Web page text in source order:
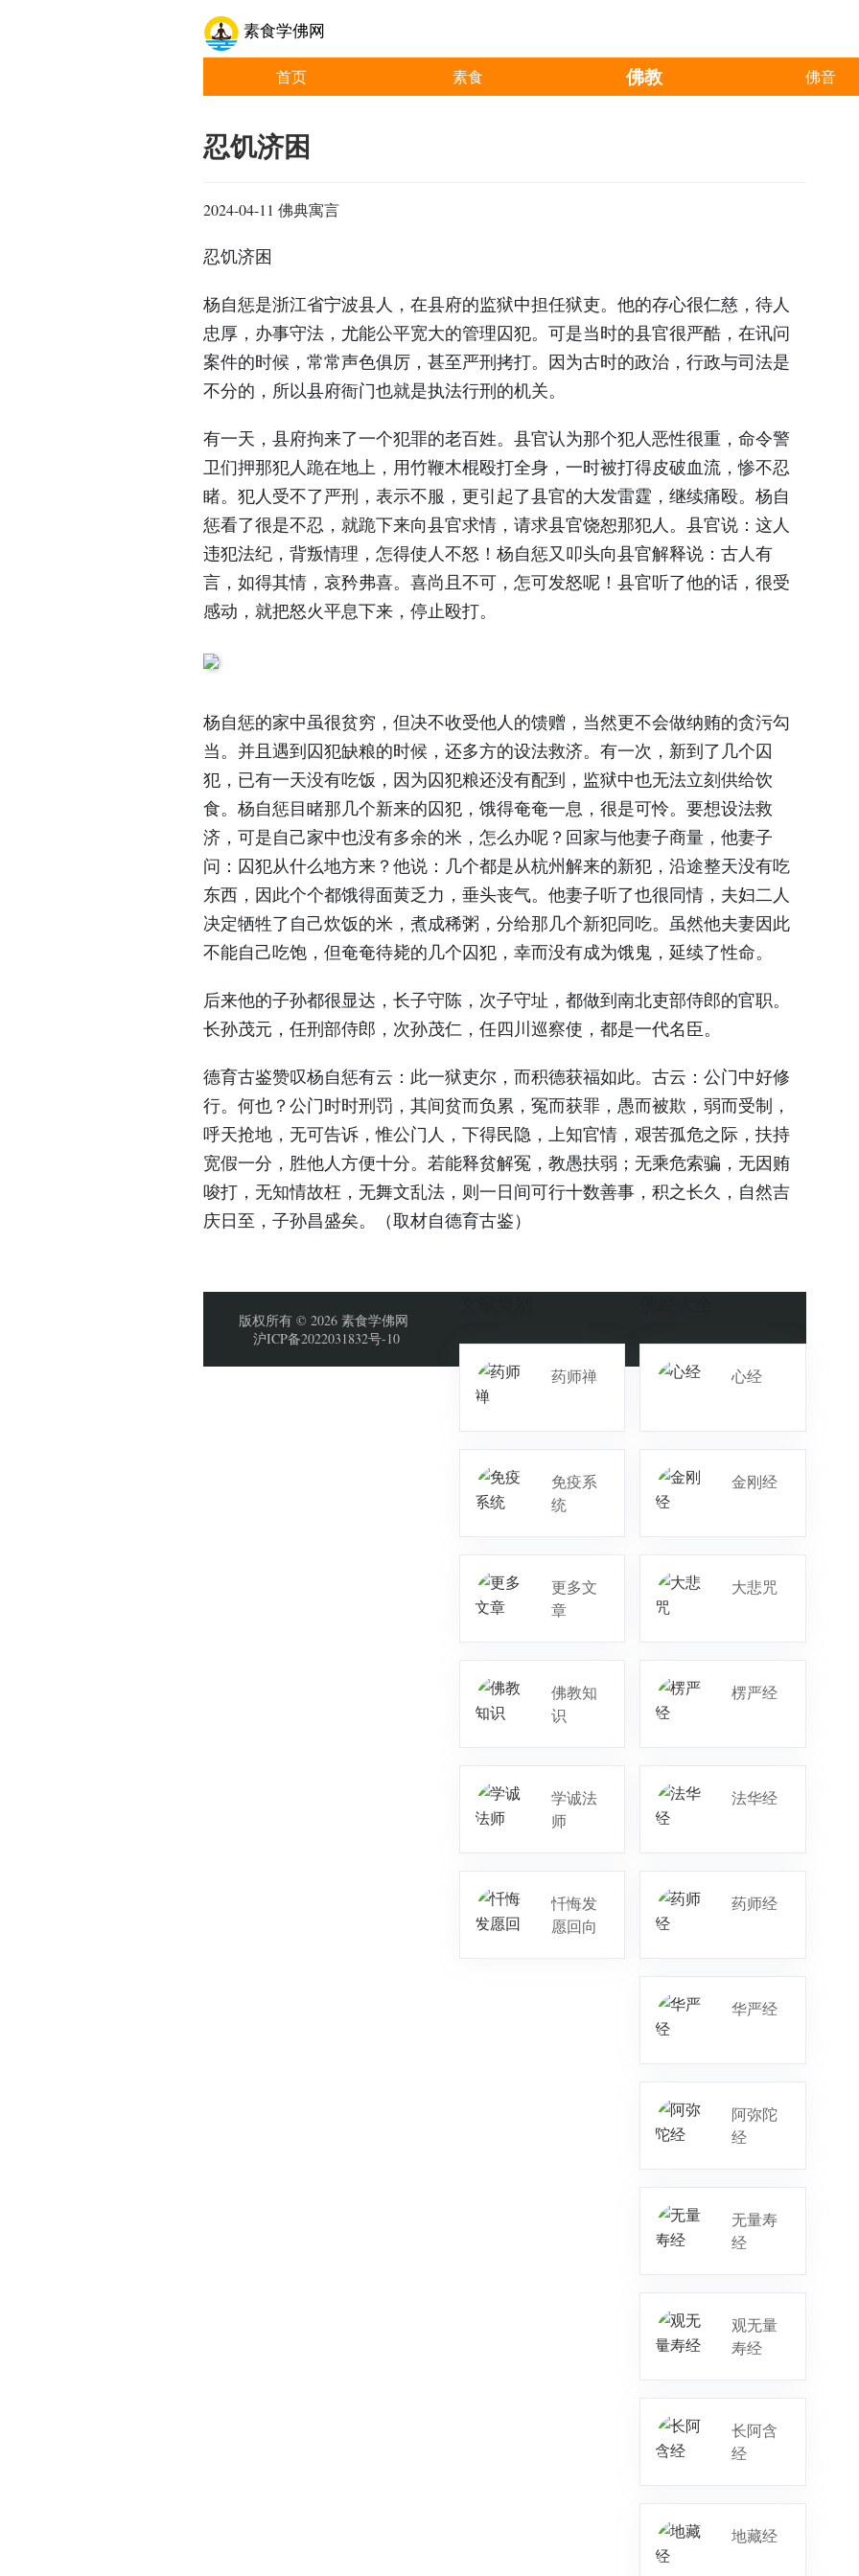
素食学佛网
首页 素食 佛教 佛音
忍饥济困
2024-04-11 佛典寓言
忍饥济困
杨自惩是浙江省宁波县人，在县府的监狱中担任狱吏。他的存心很仁慈，待人
忠厚，办事守法，尤能公平宽大的管理囚犯。可是当时的县官很严酷，在讯问
案件的时候，常常声色俱厉，甚至严刑拷打。因为古时的政治，行政与司法是
不分的，所以县府衙门也就是执法行刑的机关。
有一天，县府拘来了一个犯罪的老百姓。县官认为那个犯人恶性很重，命令警
卫们押那犯人跪在地上，用竹鞭木棍殴打全身，一时被打得皮破血流，惨不忍
睹。犯人受不了严刑，表示不服，更引起了县官的大发雷霆，继续痛殴。杨自
惩看了很是不忍，就跪下来向县官求情，请求县官饶恕那犯人。县官说：这人
违犯法纪，背叛情理，怎得使人不怒！杨自惩又叩头向县官解释说：古人有
言，如得其情，哀矜弗喜。喜尚且不可，怎可发怒呢！县官听了他的话，很受
感动，就把怒火平息下来，停止殴打。
杨自惩的家中虽很贫穷，但决不收受他人的馈赠，当然更不会做纳贿的贪污勾
当。并且遇到囚犯缺粮的时候，还多方的设法救济。有一次，新到了几个囚
犯，已有一天没有吃饭，因为囚犯粮还没有配到，监狱中也无法立刻供给饮
食。杨自惩目睹那几个新来的囚犯，饿得奄奄一息，很是可怜。要想设法救
济，可是自己家中也没有多余的米，怎么办呢？回家与他妻子商量，他妻子
问：囚犯从什么地方来？他说：几个都是从杭州解来的新犯，沿途整天没有吃
东西，因此个个都饿得面黄乏力，垂头丧气。他妻子听了也很同情，夫妇二人
决定牺牲了自己炊饭的米，煮成稀粥，分给那几个新犯同吃。虽然他夫妻因此
不能自己吃饱，但奄奄待毙的几个囚犯，幸而没有成为饿鬼，延续了性命。
后来他的子孙都很显达，长子守陈，次子守址，都做到南北吏部侍郎的官职。
长孙茂元，任刑部侍郎，次孙茂仁，任四川巡察使，都是一代名臣。
德育古鉴赞叹杨自惩有云：此一狱吏尔，而积德获福如此。古云：公门中好修
行。何也？公门时时刑罚，其间贫而负累，冤而获罪，愚而被欺，弱而受制，
呼天抢地，无可告诉，惟公门人，下得民隐，上知官情，艰苦孤危之际，扶持
宽假一分，胜他人方便十分。若能释贫解冤，教愚扶弱；无乘危索骗，无因贿
唆打，无知情故枉，无舞文乱法，则一日间可行十数善事，积之长久，自然吉
庆日至，子孙昌盛矣。（取材自德育古鉴）
心经
金刚经
大悲咒
楞严经
法华经
药师经
华严经
阿弥陀
经
无量寿
经
观无量
寿经
长阿含
经
地藏经
药师禅
免疫系
统
更多文
章
佛教知
识
学诚法
师
忏悔发
愿回向
版权所有 © 2026 素食学佛网
沪ICP备2022031832号-10